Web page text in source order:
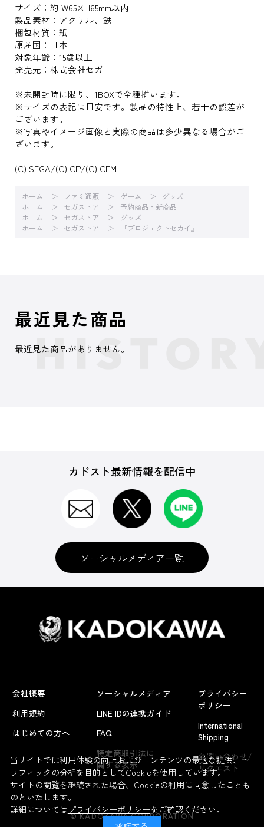
サイズ：約 W65×H65mm以内
製品素材：アクリル、鉄
梱包材質：紙
原産国：日本
対象年齢：15歳以上
発売元：株式会社セガ
※未開封時に限り、1BOXで全種揃います。
※サイズの表記は目安です。製品の特性上、若干の誤差が
ございます。
※写真やイメージ画像と実際の商品は多少異なる場合がご
ざいます。
(C) SEGA/(C) CP/(C) CFM
ホーム ファミ通販 ゲーム
グッズ
ホーム
セガストア
予約商品・新商品
ホーム
セガストア
グッズ
ホーム
セガストア 『プロジェクトセカイ』
よくあるお問い合わせ
最近見た商品
最近見た商品がありません。
カドスト最新情報を配信中
ソーシャルメディア一覧
会社概要
利用規約
はじめての方へ
ソーシャルメディア
LINE IDの連携ガイド
FAQ
特定商取引法に
関する表示
プライバシー
ポリシー
International
Shipping
お問い合わせ/
リクエスト
© KADOKAWA CORPORATION
当サイトでは利用体験の向上およびコンテンツの最適な提供、ト
ラフィックの分析を目的としてCookieを使用しています。
サイトの閲覧を継続された場合、Cookieの利用に同意したことも
のといたします。
詳細についてはプライバシーポリシーをご確認ください。